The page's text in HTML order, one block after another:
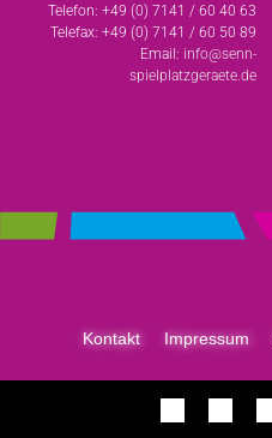
Telefon: +49 (0) 7141 / 60 40 63
Telefax: +49 (0) 7141 / 60 50 89
Email: info@senn-
spielplatzgeraete.de
Kontakt Impressum